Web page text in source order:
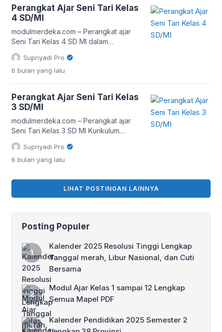
terarah. Perangkat ini tidak hanya berisi
modul ajar, tetapi juga mencakup
capaian pembelajaran, alur tujuan
pembelajaran, rencana asesmen,
lembar aktivitas, serta strategi
diferensiasi. Pendekatan […]
Perangkat Ajar Seni Tari Kelas
4 SD/MI
modulmerdeka.com – Perangkat ajar
Seni Tari Kelas 4 SD MI dalam
Kurikulum Merdeka dirancang untuk
membantu guru menyelenggarakan
pembelajaran yang aktif, kontekstual,
pembelajaran seni tari menekankan
pemahaman makna gerak, eksplorasi
kreatif, serta keterkaitan antara
ekspresi tubuh, budaya, dan
pengalaman nyata siswa. Dengan
perangkat ajar yang terstruktur, […]
Supriyadi Pro
6 bulan yang lalu
Perangkat Ajar Seni Tari Kelas
3 SD/MI
modulmerdeka.com – Perangkat ajar
Seni Tari Kelas 3 SD MI Kurikulum
Merdeka dirancang untuk membantu
guru menyelenggarakan pembelajaran
yang aktif, kontekstual, dan berpusat
learning dalam pembelajaran seni tari
menekankan pemahaman bermakna,
pengalaman langsung, refleksi, serta
yang tepat, proses belajar tidak hanya
Supriyadi Pro
6 bulan yang lalu
LIHAT POSTINGAN LAINNYA
Posting Populer
Kalender 2025 Resolusi Tinggi Lengkap
Tanggal merah, Libur Nasional, dan Cuti
Bersama
Modul Ajar Kelas 1 sampai 12 Lengkap
Semua Mapel PDF
Kalender Pendidikan 2025 Semester 2